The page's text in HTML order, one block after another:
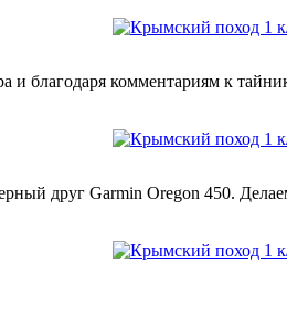
и благодаря комментариям к
друг Garmin Oregon 450.